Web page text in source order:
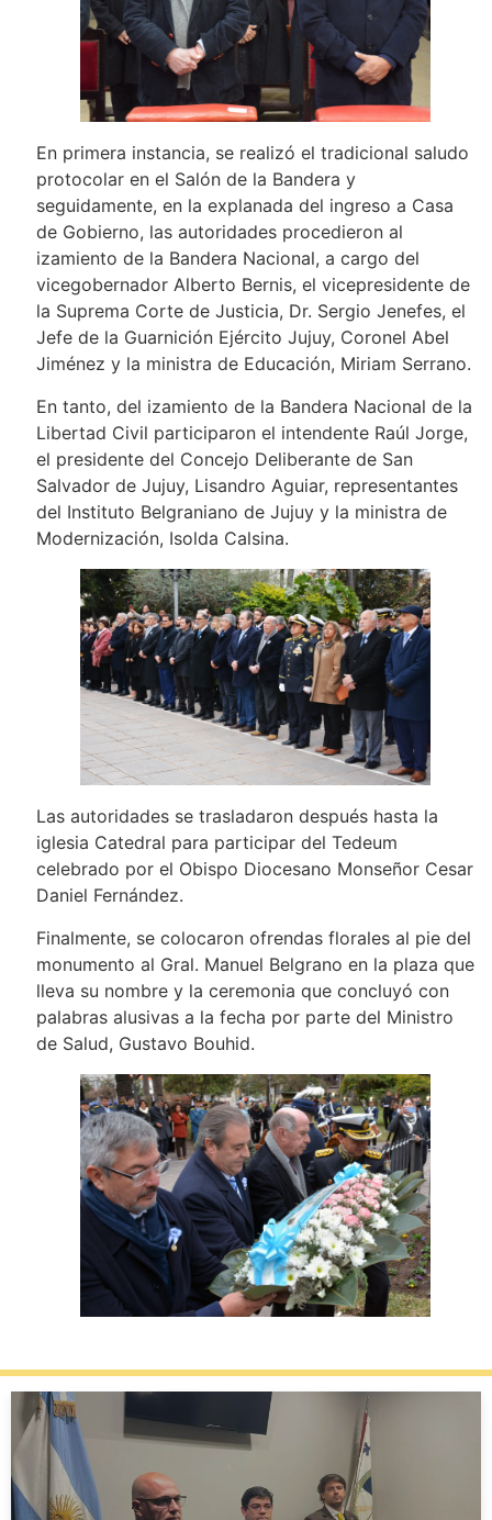
En primera instancia, se realizó el tradicional saludo
protocolar en el Salón de la Bandera y
seguidamente, en la explanada del ingreso a Casa
de Gobierno, las autoridades procedieron al
izamiento de la Bandera Nacional, a cargo del
vicegobernador Alberto Bernis, el vicepresidente de
la Suprema Corte de Justicia, Dr. Sergio Jenefes, el
Jefe de la Guarnición Ejército Jujuy, Coronel Abel
Jiménez y la ministra de Educación, Miriam Serrano.
En tanto, del izamiento de la Bandera Nacional de la
Libertad Civil participaron el intendente Raúl Jorge,
el presidente del Concejo Deliberante de San
Salvador de Jujuy, Lisandro Aguiar, representantes
del Instituto Belgraniano de Jujuy y la ministra de
Modernización, Isolda Calsina.
Las autoridades se trasladaron después hasta la
iglesia Catedral para participar del Tedeum
celebrado por el Obispo Diocesano Monseñor Cesar
Daniel Fernández.
Finalmente, se colocaron ofrendas florales al pie del
monumento al Gral. Manuel Belgrano en la plaza que
lleva su nombre y la ceremonia que concluyó con
palabras alusivas a la fecha por parte del Ministro
de Salud, Gustavo Bouhid.